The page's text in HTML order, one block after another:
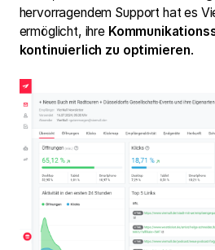
hervorragendem Support hat es
ermöglicht, ihre
kontinuierlich zu optimieren.